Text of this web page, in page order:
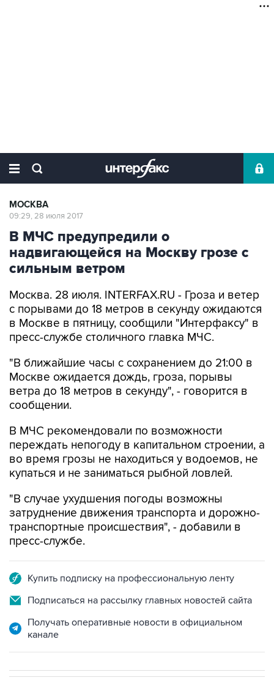
МОСКВА
09:29, 28 июля 2017
В МЧС предупредили о
надвигающейся на Москву грозе с
сильным ветром
Москва. 28 июля. INTERFAX.RU - Гроза и ветер
с порывами до 18 метров в секунду ожидаются
в Москве в пятницу, сообщили "Интерфаксу" в
пресс-службе столичного главка МЧС.
"В ближайшие часы с сохранением до 21:00 в
Москве ожидается дождь, гроза, порывы
ветра до 18 метров в секунду", - говорится в
сообщении.
В МЧС рекомендовали по возможности
переждать непогоду в капитальном строении, а
во время грозы не находиться у водоемов, не
купаться и не заниматься рыбной ловлей.
"В случае ухудшения погоды возможны
затруднение движения транспорта и дорожно-
транспортные происшествия", - добавили в
пресс-службе.
Купить подписку на профессиональную ленту
Подписаться на рассылку главных новостей сайта
Получать оперативные новости в официальном
канале